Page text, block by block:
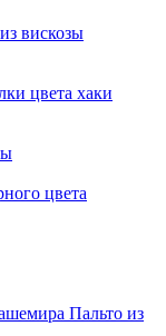
вискозы
цвета хаки
цвета
Пальто из